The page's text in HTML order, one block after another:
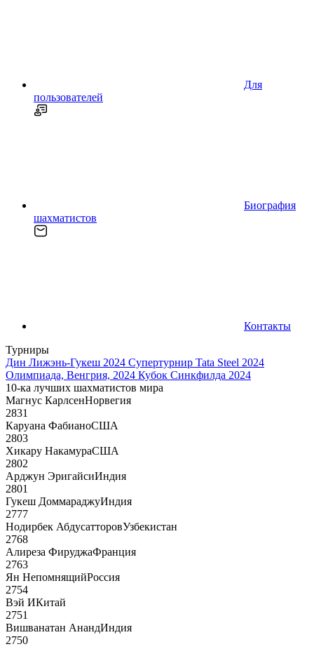
Для
пользователей
Биография
шахматистов
Контакты
Турниры
Дин Лижэнь-Гукеш 2024 Супертурнир Tata Steel 2024
Олимпиада, Венгрия, 2024 Кубок Синкфилда 2024
10-ка лучших шахматистов мира
Магнус КарлсенНорвегия
2831
Каруана ФабианоСША
2803
Хикару НакамураСША
2802
Арджун ЭригайсиИндия
2801
Гукеш ДоммараджуИндия
2777
Нодирбек АбдусатторовУзбекистан
2768
Алиреза ФируджаФранция
2763
Ян НепомнящийРоссия
2754
Вэй ИКитай
2751
Вишванатан АнандИндия
2750